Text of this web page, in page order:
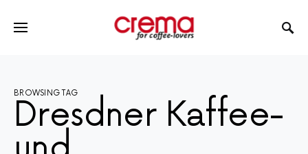
BROWSING TAG
Dresdner Kaffee-